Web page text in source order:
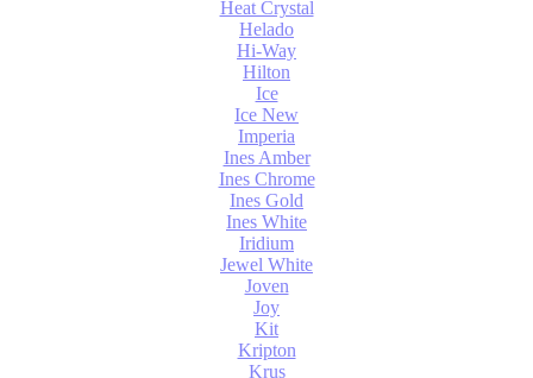
Heat Crystal
Helado
Hi-Way
Hilton
Ice
Ice New
Imperia
Ines Amber
Ines Chrome
Ines Gold
Ines White
Iridium
Jewel White
Joven
Joy
Kit
Kripton
Krus